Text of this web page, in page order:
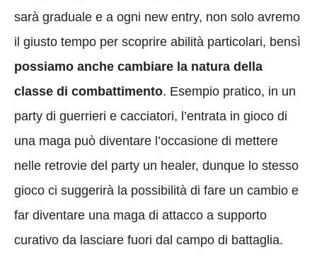
sarà graduale e a ogni new entry, non solo avremo
il giusto tempo per scoprire abilità particolari, bensì
possiamo anche cambiare la natura della
classe di combattimento. Esempio pratico, in un
party di guerrieri e cacciatori, l’entrata in gioco di
una maga può diventare l’occasione di mettere
nelle retrovie del party un healer, dunque lo stesso
gioco ci suggerirà la possibilità di fare un cambio e
far diventare una maga di attacco a supporto
curativo da lasciare fuori dal campo di battaglia.